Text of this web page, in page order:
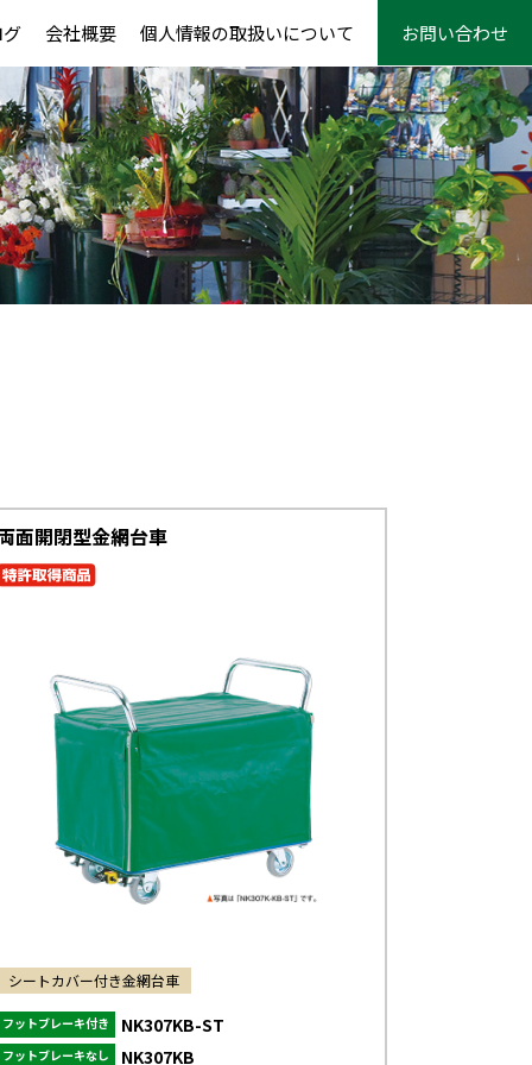
会社概要 個人情報の取扱いについて お問い合わせ
面開閉型金網台車
シートカバー付き金網台車
フットブレーキ付き NK307KB-ST
フットブレーキなし NK307KB